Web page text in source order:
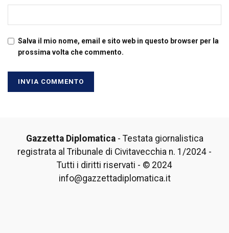
Salva il mio nome, email e sito web in questo browser per la
prossima volta che commento.
Gazzetta Diplomatica- Testata giornalistica
registrata al Tribunale di Civitavecchia n. 1/2024 -
Tutti i diritti riservati - © 2024
info@gazzettadiplomatica.it